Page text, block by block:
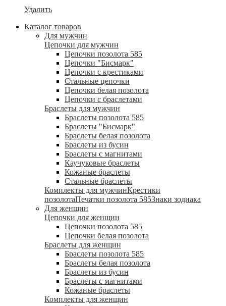
Удалить
Каталог товаров
Для мужчин
Цепочки для мужчин
Цепочки позолота 585
Цепочки "Бисмарк"
Цепочки с крестиками
Стальные цепочки
Цепочки белая позолота
Цепочки с браслетами
Браслеты для мужчин
Браслеты позолота 585
Браслеты "Бисмарк"
Браслеты белая позолота
Браслеты из бусин
Браслеты с магнитами
Каучуковые браслеты
Кожаные браслеты
Стальные браслеты
Комплекты для мужчинКрестики
позолотаПечатки позолота 585Знаки зодиака
Для женщин
Цепочки для женщин
Цепочки позолота 585
Цепочки белая позолота
Браслеты для женщин
Браслеты позолота 585
Браслеты белая позолота
Браслеты из бусин
Браслеты с магнитами
Кожаные браслеты
Комплекты для женщин